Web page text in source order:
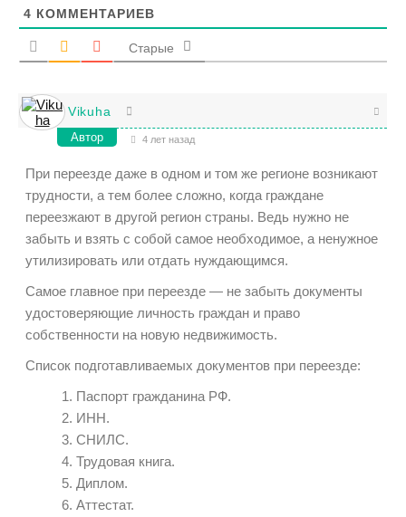
4 КОММЕНТАРИЕВ
Старые
Vikuha
Автор 4 лет назад
При переезде даже в одном и том же регионе возникают
трудности, а тем более сложно, когда граждане
переезжают в другой регион страны. Ведь нужно не
забыть и взять с собой самое необходимое, а ненужное
утилизировать или отдать нуждающимся.
Самое главное при переезде — не забыть документы
удостоверяющие личность граждан и право
собственности на новую недвижимость.
Список подготавливаемых документов при переезде:
Паспорт гражданина РФ.
ИНН.
СНИЛС.
Трудовая книга.
Диплом.
Аттестат.